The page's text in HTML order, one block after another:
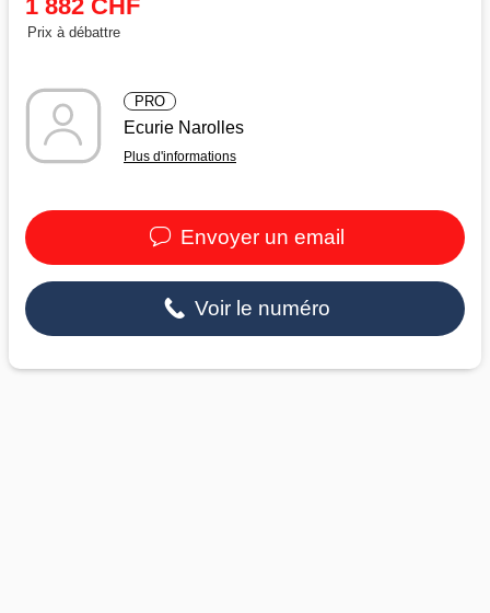
1 882 CHF
Prix à débattre
PRO
Ecurie Narolles
Plus d'informations
Envoyer un email
Voir le numéro